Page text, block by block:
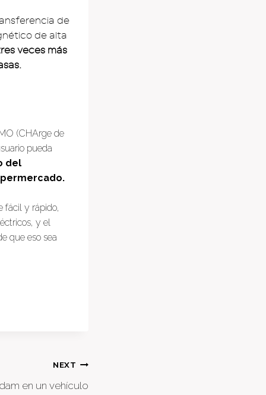
de
de alta
veces más
(CHArge de
pueda
del
fácil y rápido,
y el
que eso sea
NEXT
en un vehículo